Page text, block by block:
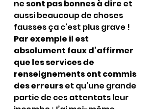
ne sont pas bonnes à dire et
aussi beaucoup de choses
fausses ça c’est plus grave !
Par exemple il est
absolument faux d’affirmer
que les services de
renseignements ont commis
des erreurs et qu’une grande
partie de ces attentats leur